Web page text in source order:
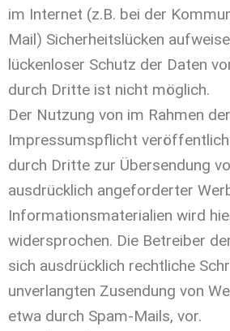
im Internet (z.B. bei der
Mail) Sicherheitslücken
lückenloser Schutz der Daten
durch Dritte ist nicht möglich.
Der Nutzung von im Rahmen der
Impressumspflicht
durch Dritte zur Übersendung
ausdrücklich angeforderter
Informationsmaterialien wird
widersprochen. Die Betreiber
sich ausdrücklich rechtliche
unverlangten Zusendung von
etwa durch Spam-Mails, vor.